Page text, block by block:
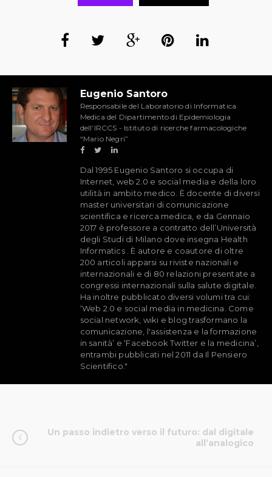
Eugenio Santoro
Responsabile del Laboratorio di Informatica
Medica del Dipartimento di Epidemiologia
dell’IRCCS - Istituto di ricerche farmacologiche
“Mario Negri”
Dal 1995 Eugenio Santoro si occupa di
Internet, web 2.0 e social media e della loro
utilità in ambito medico. È docente di diversi
master universitari di comunicazione
scientifica e ricerca medica, e da Gennaio
2017 è professore a contratto dell’Università
degli Studi di Milano dove insegna Health
Informatics . È autore e coautore di oltre
200 articoli apparsi su riviste nazionali e
internazionali e di 80 relazioni presentate a
congressi internazionali sulla salute digitale.
Ha inoltre pubblicato diversi volumi tra cui:
‘Web 2.0 e social media in medicina. Come
social network, wiki e blog trasformano la
comunicazione, l'assistenza e la formazione
in sanità’ e ‘Facebook Twitter e la medicina’,
entrambi pubblicati nel 2011 da Il Pensiero
Scientifico."
Un passo indietro verso il futuro: dal digitale
all’analogico